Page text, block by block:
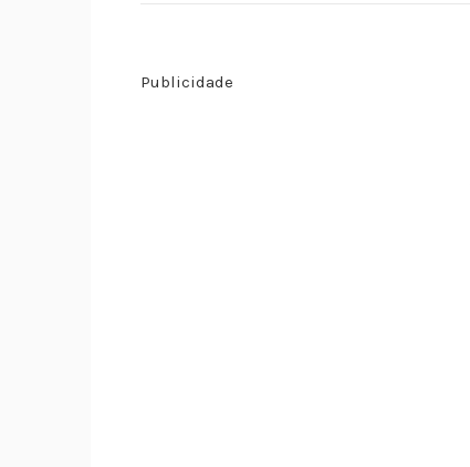
Publicidade